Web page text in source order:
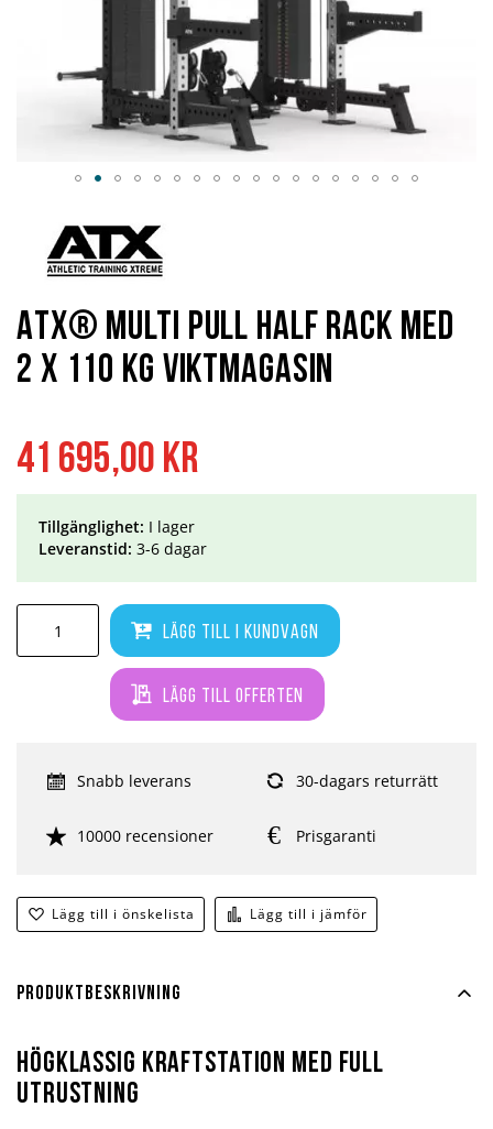
41 695,00 kr
Lägg till i kundvagn
Lägg till offerten
Lägg till i önskelista Lägg till i jämför
Tillgänglighet: I lager
Leveranstid: 3-6 dagar
Snabb leverans 30-dagars returrätt
10000 recensioner Prisgaranti
ATX® Multi Pull Half Rack med
2 x 110 kg viktmagasin
början
bildgalleriet
Produktbeskrivning
Högklassig kraftstation med full
utrustning